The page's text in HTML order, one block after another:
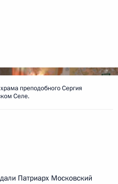
преподобного Сергия
Селе.
Патриарх Московский